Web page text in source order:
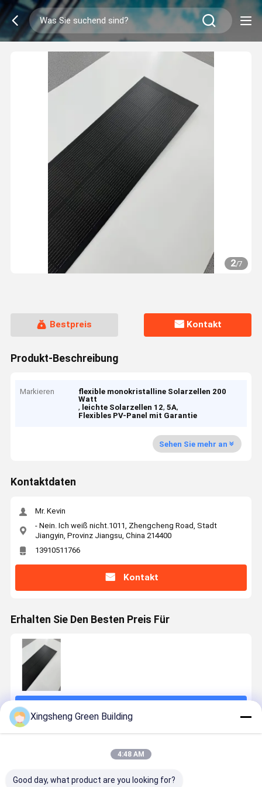
2/7
Bestpreis Kontakt
Produkt-Beschreibung
Markieren
flexible monokristalline Solarzellen 200
Watt
, leichte Solarzellen 12,5A,
Flexibles PV-Panel mit Garantie
Sehen Sie mehr an
Kontaktdaten
Mr. Kevin
- Nein. Ich weiß nicht.1011, Zhengcheng Road, Stadt
Jiangyin, Provinz Jiangsu, China 214400
13910511766
Kontakt
Erhalten Sie Den Besten Preis Für
Empfohlene Produkte
Xingsheng Green Building
4:48 AM
Good day, what product are you looking for?